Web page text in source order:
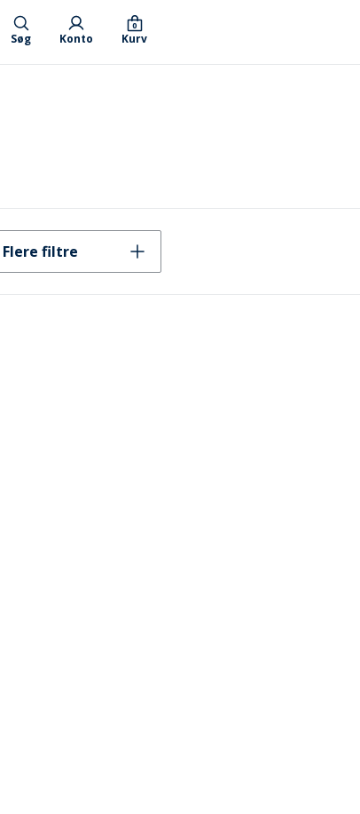
Søg Konto Kurv
0
Flere filtre